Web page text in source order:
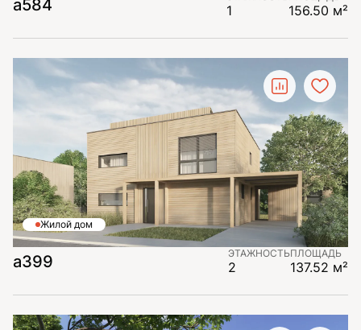
а584 1 156.50 м²
Жилой дом
а399 ЭТАЖНОСТЬ
2
ПЛОЩАДЬ
137.52 м²